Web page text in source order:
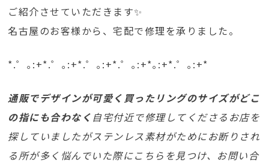
ご紹介させていただきます✨
名古屋のお客様から、宅配で修理を承りました。
*.゜｡:+*.゜｡:+*.゜｡:+*.゜｡:+*｡:+*.゜｡:+*
通販でデザインが可愛く買ったリングのサイズがどこ
の指にも合わなく 自宅付近で修理してくださるお店を
探していましたがステンレス素材がためにお断りされ
る所が多く悩んでいた際にこちらを見つけ、お問い合